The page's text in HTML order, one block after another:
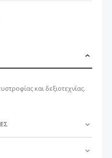
και δεξιοτεχνίας.